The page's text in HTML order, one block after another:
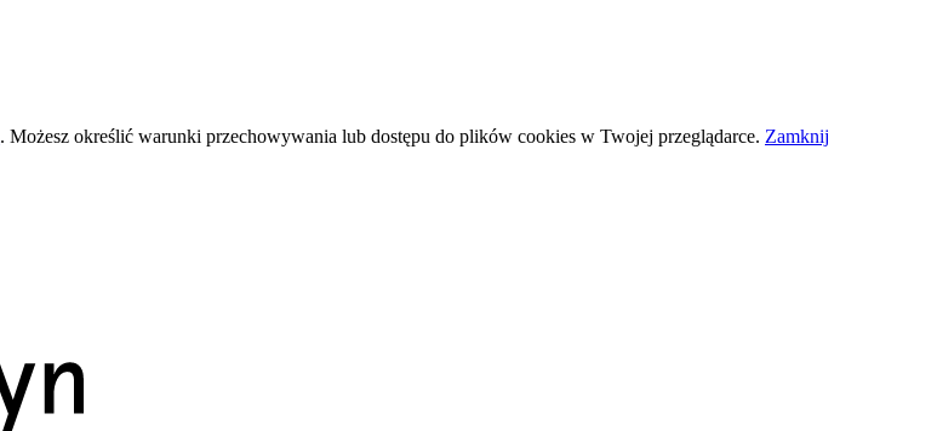
. Możesz określić warunki przechowywania lub dostępu do plików cookies w Twojej przeglądarce. Zamknij